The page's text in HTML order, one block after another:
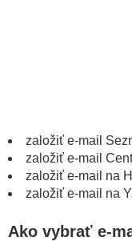
založiť e-mail
založiť e-mail
založiť e-mail na
založiť e-mail na
Ako vybrať e-